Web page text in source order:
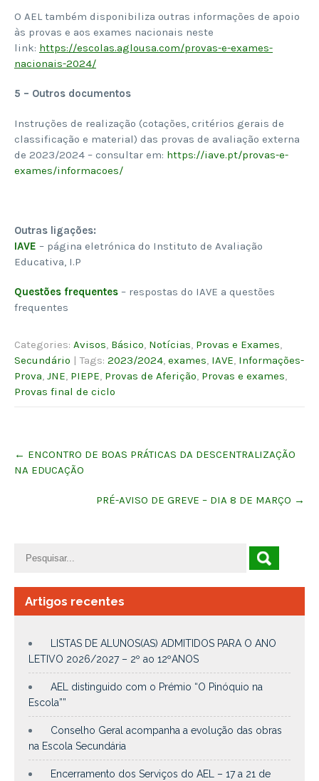
O AEL também disponibiliza outras informações de apoio
às provas e aos exames nacionais neste
link: https://escolas.aglousa.com/provas-e-exames-
nacionais-2024/
5 – Outros documentos
Instruções de realização (cotações, critérios gerais de
classificação e material) das provas de avaliação externa
de 2023/2024 – consultar em: https://iave.pt/provas-e-
exames/informacoes/
Outras ligações:
IAVE – página eletrónica do Instituto de Avaliação
Educativa, I.P
Questões frequentes – respostas do IAVE a questões
frequentes
Categories: Avisos, Básico, Notícias, Provas e Exames,
Secundário | Tags: 2023/2024, exames, IAVE, Informações-
Prova, JNE, PIEPE, Provas de Aferição, Provas e exames,
Provas final de ciclo
navigation
← ENCONTRO DE BOAS PRÁTICAS DA DESCENTRALIZAÇÃO
NA EDUCAÇÃO
PRÉ-AVISO DE GREVE – DIA 8 DE MARÇO →
Artigos recentes
LISTAS DE ALUNOS(AS) ADMITIDOS PARA O ANO
LETIVO 2026/2027 – 2º ao 12ºANOS
AEL distinguido com o Prémio “O Pinóquio na
Escola””
Conselho Geral acompanha a evolução das obras
na Escola Secundária
Encerramento dos Serviços do AEL – 17 a 21 de